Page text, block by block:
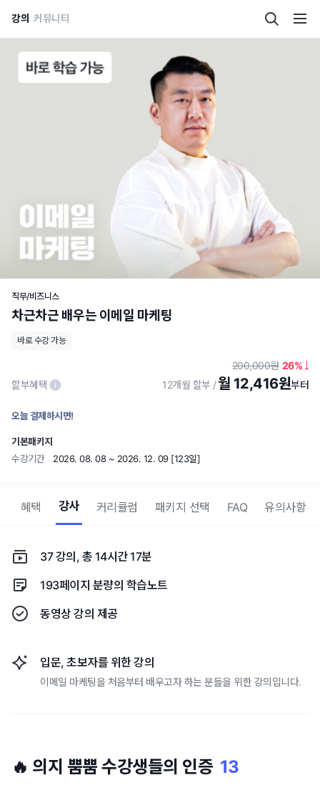
강의 커뮤니티
직무/비즈니스
차근차근 배우는 이메일 마케팅
바로 수강 가능
200,000
26
할부혜택
12개월 할부 월 12,416원
오늘 결제하시면!
기본패키지
수강기간
2026. 08. 08 ~ 2026. 12. 09 [123일]
혜택 강사 커리큘럼 패키지 선택 FAQ 유의사항
37 강의, 총 14시간 17분
193페이지 분량의 학습노트
동영상 강의 제공
입문, 초보자를 위한 강의
이메일 마케팅을 처음부터 배우고자 하는 분들을 위한 강의입니다.
🔥 의지 뿜뿜 수강생들의 인증 13